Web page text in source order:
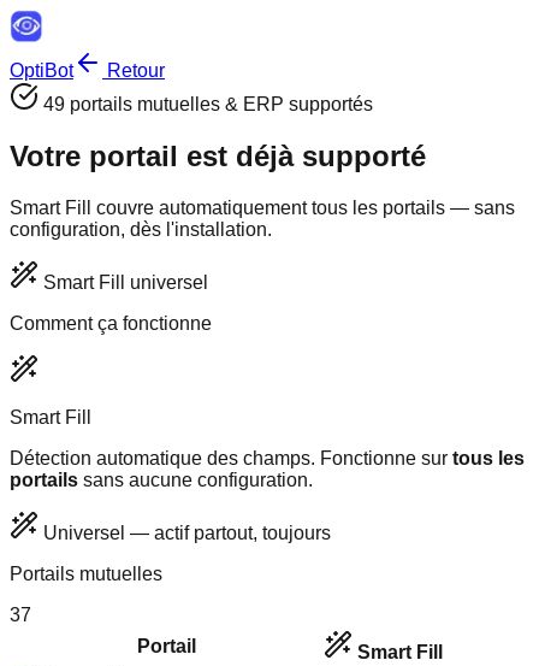
OptiBot
Retour
49 portails mutuelles & ERP supportés
Votre portail est déjà supporté
Smart Fill couvre automatiquement tous les portails — sans
configuration, dès l'installation.
Smart Fill universel
Comment ça fonctionne
Smart Fill
Détection automatique des champs. Fonctionne sur tous les
portails sans aucune configuration.
Universel — actif partout, toujours
Portails mutuelles
37
Portail
Smart Fill